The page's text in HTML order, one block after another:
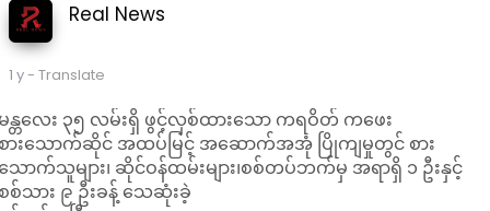
ြစ်ပြီး မန္တလေးမြို့သူမြို့သားများ ဝင်ထွက်သွားလာစားသောက်နေ
ြသည့် နာမည်ကျော် ကဖေးနှင့်စားသောက်ဆိုင်ဖြစ်ကြောင်း သိရှိရ
ည်။
ာတ်ပုံ- ကရဝိတ်ကဖေးစားသောက်ဆိုင် မပြိုကျမီ ညပိုင်းမြင်ကွင်း
င့် ပြိုကျအပြီး မြင်ကွင်း။
Real News
1 y- Translate
န္တလေး ၃၅ လမ်းရှိ ဖွင့်လှစ်ထားသော ကရဝိတ် ကဖေး
ားသောက်ဆိုင် အထပ်မြင့် အဆောက်အအုံ ပြိုကျမှုတွင် စား
ောက်သူများ၊ ဆိုင်ဝန်ထမ်းများ၊စစ်တပ်ဘက်မှ အရာရှိ ၁ ဦးနှင့်
စ်သား ၉ ဦးခန့် သေဆုံးခဲ့